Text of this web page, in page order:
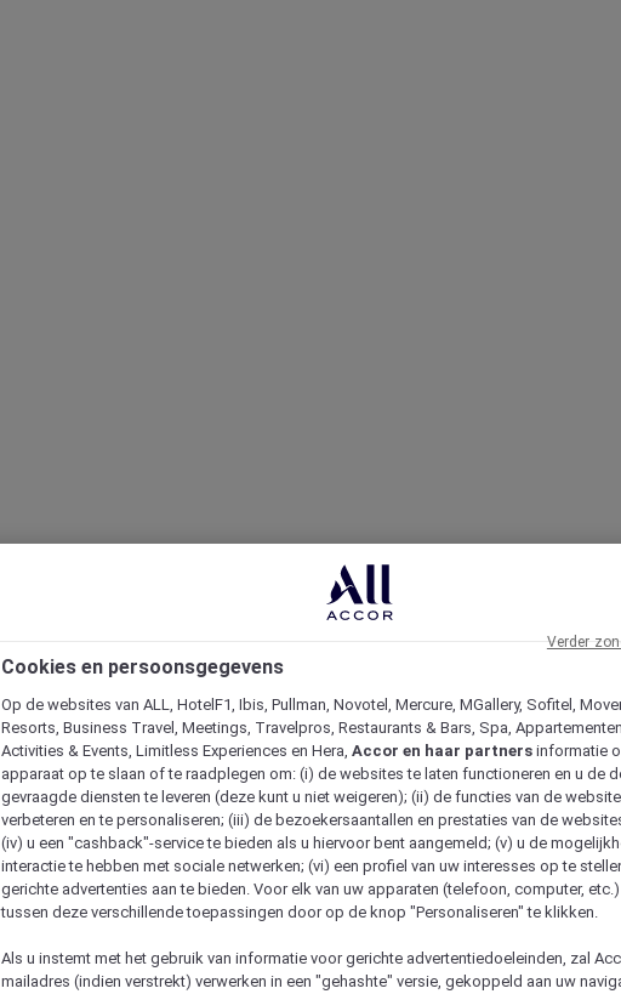
Cookies en persoonsgegevens
Op de websites van ALL, HotelF1, Ibis, Pullman, Novotel, Mercure, MGallery, Sofitel,
Resorts, Business Travel, Meetings, Travelpros, Restaurants & Bars, Spa,
Activities & Events, Limitless Experiences en Hera, Accor en haar partners informatie
apparaat op te slaan of te raadplegen om: (i) de websites te laten functioneren en u de
gevraagde diensten te leveren (deze kunt u niet weigeren); (ii) de functies van de
verbeteren en te personaliseren; (iii) de bezoekersaantallen en prestaties van de
(iv) u een "cashback"-service te bieden als u hiervoor bent aangemeld; (v) u de
interactie te hebben met sociale netwerken; (vi) een profiel van uw interesses op te
gerichte advertenties aan te bieden. Voor elk van uw apparaten (telefoon, computer,
tussen deze verschillende toepassingen door op de knop "Personaliseren" te klikken.
Als u instemt met het gebruik van informatie voor gerichte advertentiedoeleinden, zal
mailadres (indien verstrekt) verwerken in een "gehashte" versie, gekoppeld aan uw
Verder